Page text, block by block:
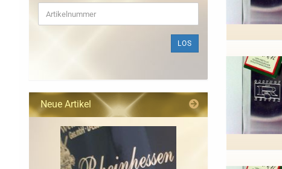
SIE
DIE
ARTIKELNUMMER
LOS
Neue Artikel